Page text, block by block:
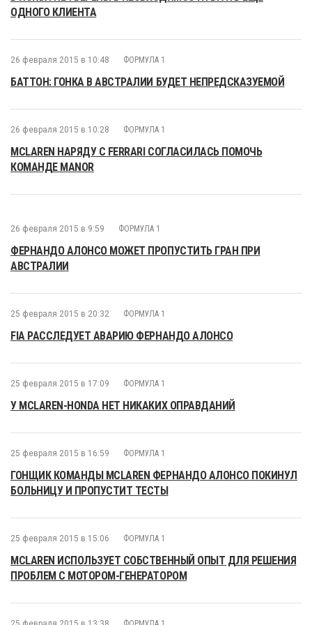
ОДНОГО КЛИЕНТА
26 февраля 2015 в 10:48 ФОРМУЛА 1
БАТТОН: ГОНКА В АВСТРАЛИИ БУДЕТ НЕПРЕДСКАЗУЕМОЙ
26 февраля 2015 в 10:28 ФОРМУЛА 1
MCLAREN НАРЯДУ С FERRARI СОГЛАСИЛАСЬ ПОМОЧЬ
КОМАНДЕ MANOR
26 февраля 2015 в 9:59 ФОРМУЛА 1
ФЕРНАНДО АЛОНСО МОЖЕТ ПРОПУСТИТЬ ГРАН ПРИ
АВСТРАЛИИ
25 февраля 2015 в 20:32 ФОРМУЛА 1
FIA РАССЛЕДУЕТ АВАРИЮ ФЕРНАНДО АЛОНСО
25 февраля 2015 в 17:09 ФОРМУЛА 1
У MCLAREN-HONDA НЕТ НИКАКИХ ОПРАВДАНИЙ
25 февраля 2015 в 16:59 ФОРМУЛА 1
ГОНЩИК КОМАНДЫ MCLAREN ФЕРНАНДО АЛОНСО ПОКИНУЛ
БОЛЬНИЦУ И ПРОПУСТИТ ТЕСТЫ
25 февраля 2015 в 15:06 ФОРМУЛА 1
MCLAREN ИСПОЛЬЗУЕТ СОБСТВЕННЫЙ ОПЫТ ДЛЯ РЕШЕНИЯ
ПРОБЛЕМ С МОТОРОМ-ГЕНЕРАТОРОМ